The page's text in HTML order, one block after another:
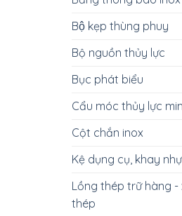
Bộ kẹp thùng phuy
Bộ nguồn thủy lực
Bục phát biểu
Cẩu móc thủy lực
Cột chắn inox
Kệ dụng cụ, khay
Lồng thép trữ hàng -
thép